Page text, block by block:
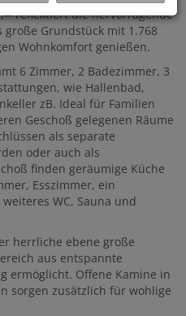
reflektiert die hervorragende
Grundstück mit 1.768
Wohnkomfort genießen.
6 Zimmer, 2 Badezimmer, 3
wie Hallenbad,
zB. Ideal für Familien
Geschoß gelegenen Räume
als separate
oder auch als
finden geräumige Küche
Esszimmer, ein
WC, Sauna und
herrliche ebene große
aus entspannte
ermöglicht. Offene Kamine in
sorgen zusätzlich für wohlige